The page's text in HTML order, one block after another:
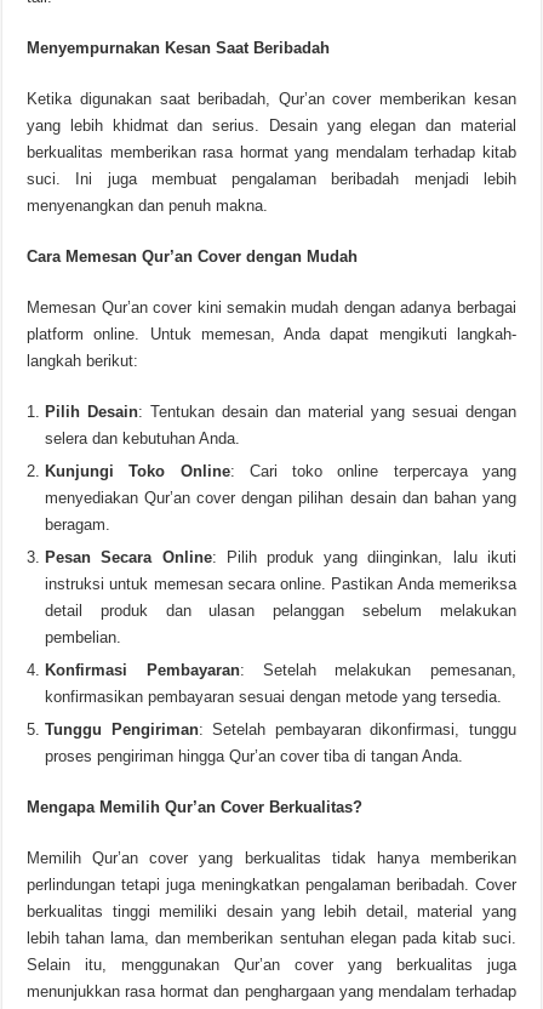
Menyempurnakan Kesan Saat Beribadah
Ketika digunakan saat beribadah, Qur’an cover memberikan kesan
yang lebih khidmat dan serius. Desain yang elegan dan material
berkualitas memberikan rasa hormat yang mendalam terhadap kitab
suci. Ini juga membuat pengalaman beribadah menjadi lebih
menyenangkan dan penuh makna.
Cara Memesan Qur’an Cover dengan Mudah
Memesan Qur’an cover kini semakin mudah dengan adanya berbagai
platform online. Untuk memesan, Anda dapat mengikuti langkah-
langkah berikut:
Pilih Desain: Tentukan desain dan material yang sesuai dengan
selera dan kebutuhan Anda.
Kunjungi Toko Online: Cari toko online terpercaya yang
menyediakan Qur’an cover dengan pilihan desain dan bahan yang
beragam.
Pesan Secara Online: Pilih produk yang diinginkan, lalu ikuti
instruksi untuk memesan secara online. Pastikan Anda memeriksa
detail produk dan ulasan pelanggan sebelum melakukan
pembelian.
Konfirmasi Pembayaran: Setelah melakukan pemesanan,
konfirmasikan pembayaran sesuai dengan metode yang tersedia.
Tunggu Pengiriman: Setelah pembayaran dikonfirmasi, tunggu
proses pengiriman hingga Qur’an cover tiba di tangan Anda.
Mengapa Memilih Qur’an Cover Berkualitas?
Memilih Qur’an cover yang berkualitas tidak hanya memberikan
perlindungan tetapi juga meningkatkan pengalaman beribadah. Cover
berkualitas tinggi memiliki desain yang lebih detail, material yang
lebih tahan lama, dan memberikan sentuhan elegan pada kitab suci.
Selain itu, menggunakan Qur’an cover yang berkualitas juga
menunjukkan rasa hormat dan penghargaan yang mendalam terhadap